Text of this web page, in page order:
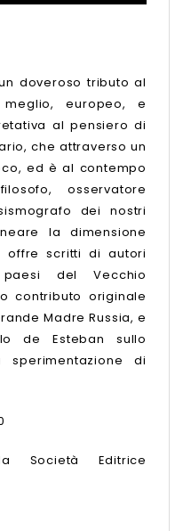
doveroso tributo al
europeo, e
al pensiero di
che attraverso un
ed è al contempo
osservatore
dei nostri
la dimensione
offre scritti di autori
del Vecchio
contributo originale
Madre Russia, e
de Esteban sullo
sperimentazione di
Società Editrice